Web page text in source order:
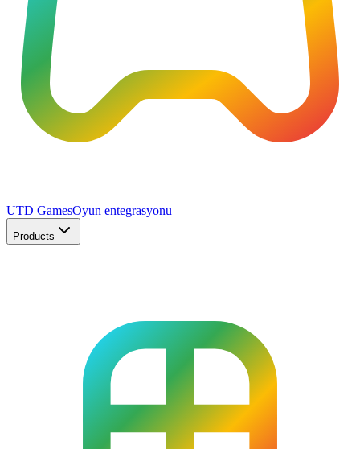
UTD GamesOyun entegrasyonu
Products